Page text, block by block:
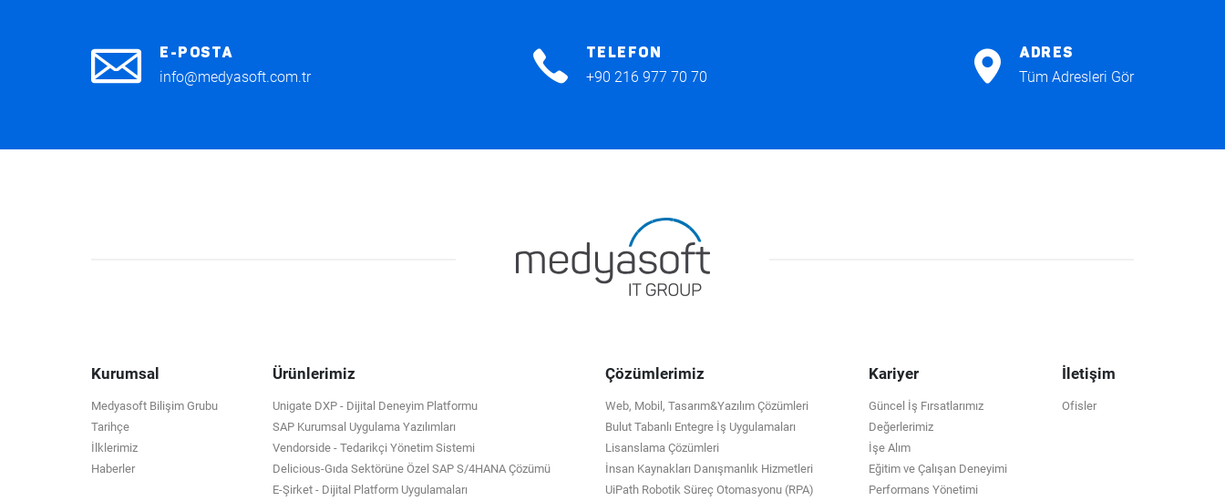
E-POSTA
info@medyasoft.com.tr
TELEFON
+90 216 977 70 70
ADRES
Tüm Adresleri Gör
Kurumsal
Medyasoft Bilişim Grubu
Tarihçe
İlklerimiz
Haberler
Ürünlerimiz
Unigate DXP - Dijital Deneyim Platformu
SAP Kurumsal Uygulama Yazılımları
Vendorside - Tedarikçi Yönetim Sistemi
Delicious-Gıda Sektörüne Özel SAP S/4HANA Çözümü
E-Şirket - Dijital Platform Uygulamaları
Çözümlerimiz
Web, Mobil, Tasarım&Yazılım Çözümleri
Bulut Tabanlı Entegre İş Uygulamaları
Lisanslama Çözümleri
İnsan Kaynakları Danışmanlık Hizmetleri
UiPath Robotik Süreç Otomasyonu (RPA)
Kariyer
Güncel İş Fırsatlarımız
Değerlerimiz
İşe Alım
Eğitim ve Çalışan Deneyimi
Performans Yönetimi
İletişim
Ofisler